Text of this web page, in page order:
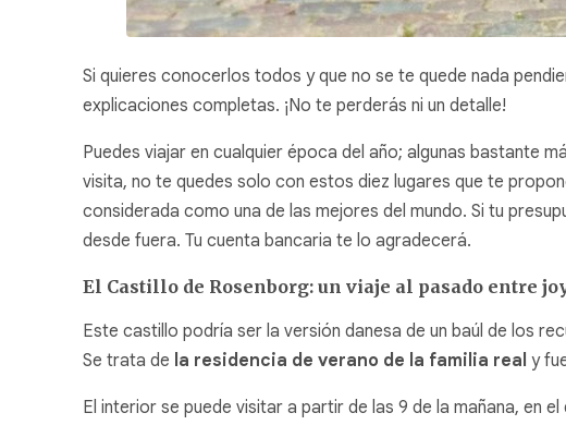
Si quieres conocerlos todos y que no se te quede nada
explicaciones completas. ¡No te perderás ni un detalle!
Puedes viajar en cualquier época del año; algunas bastante
visita, no te quedes solo con estos diez lugares que te
considerada como una de las mejores del mundo. Si tu
desde fuera. Tu cuenta bancaria te lo agradecerá.
El Castillo de Rosenborg: un viaje al pasado entre
Este castillo podría ser la versión danesa de un baúl de los
Se trata de la residencia de verano de la familia real y
El interior se puede visitar a partir de las 9 de la mañana, en